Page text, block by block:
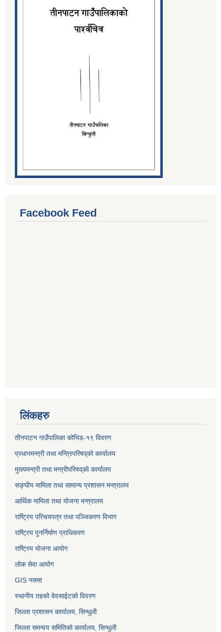
Facebook Feed
लिंकहरु
तीनपाटन गाउँपालिका कोभिड-१९ विवरण
प्रधानमन्त्री तथा मन्त्रिपरिषद्‌को कार्यालय
मुख्यमन्त्री तथा मन्त्रीपरिषद्‌को कार्यालय
सङ्घीय मामिला तथा सामान्य प्रशासन मन्त्रालय
आर्थिक मामिला तथा योजना मन्त्रालय
राष्ट्रिय परिचयपत्र तथा पञ्जिकरण विभाग
राष्ट्रिय पुनर्निर्माण प्राधिकरण
राष्ट्रिय योजना आयोग
लोक सेवा आयोग
GIS नक्सा
स्थानीय तहको वेवसाईटको विवरण
जिल्ला प्रशासन कार्यालय, सिन्धुली
जिल्ला समन्वय समितिको कार्यालय, सिन्धुली